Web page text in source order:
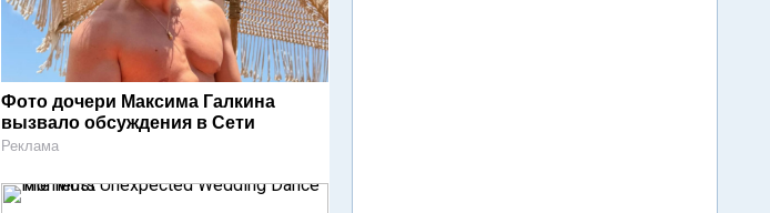
Фото дочери Максима Галкина
вызвало обсуждения в Сети
Реклама